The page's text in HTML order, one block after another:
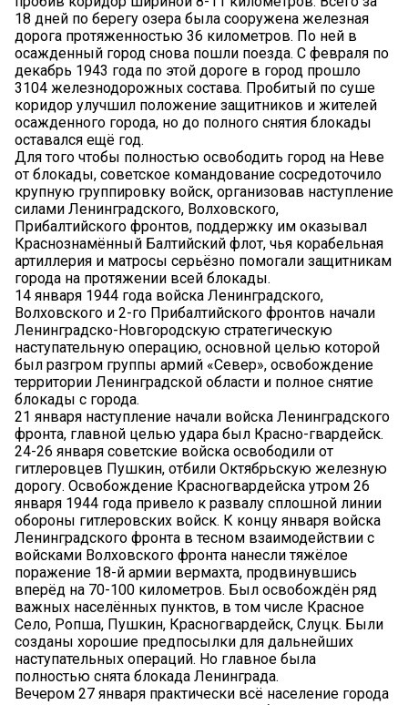
18 дней по берегу озера была сооружена железная
дорога протяженностью 36 километров. По ней в
осажденный город снова пошли поезда. С февраля по
декабрь 1943 года по этой дороге в город прошло
3104 железнодорожных состава. Пробитый по суше
коридор улучшил положение защитников и жителей
осажденного города, но до полного снятия блокады
оставался ещё год.
Для того чтобы полностью освободить город на Неве
от блокады, советское командование сосредоточило
крупную группировку войск, организовав наступление
силами Ленинградского, Волховского,
Прибалтийского фронтов, поддержку им оказывал
Краснознамённый Балтийский флот, чья корабельная
артиллерия и матросы серьёзно помогали защитникам
города на протяжении всей блокады.
14 января 1944 года войска Ленинградского,
Волховского и 2-го Прибалтийского фронтов начали
Ленинградско-Новгородскую стратегическую
наступательную операцию, основной целью которой
был разгром группы армий «Север», освобождение
территории Ленинградской области и полное снятие
блокады с города.
21 января наступление начали войска Ленинградского
фронта, главной целью удара был Красно-гвардейск.
24-26 января советские войска освободили от
гитлеровцев Пушкин, отбили Октябрьскую железную
дорогу. Освобождение Красногвардейска утром 26
января 1944 года привело к развалу сплошной линии
обороны гитлеровских войск. К концу января войска
Ленинградского фронта в тесном взаимодействии с
войсками Волховского фронта нанесли тяжёлое
поражение 18-й армии вермахта, продвинувшись
вперёд на 70-100 километров. Был освобождён ряд
важных населённых пунктов, в том числе Красное
Село, Ропша, Пушкин, Красногвардейск, Слуцк. Были
созданы хорошие предпосылки для дальнейших
наступательных операций. Но главное была
полностью снята блокада Ленинграда.
Вечером 27 января практически всё население города